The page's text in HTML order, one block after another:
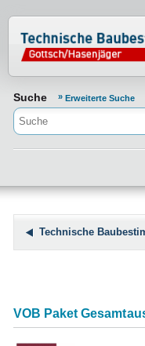
Normenportal
Suche Erweiterte Suche
Technische
VOB Paket